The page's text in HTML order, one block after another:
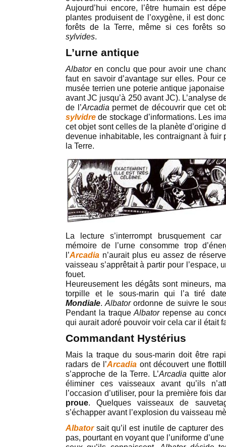
Aujourd’hui encore, l’être humain est
plantes produisent de l’oxygène, il est
forêts de la Terre, même si ces forêts
sylvides.
L’urne antique
Albatoren conclu que pour avoir une
faut en savoir d’avantage sur elles. Pour
musée terrien une poterie antique
avant JC jusqu’à 250 avant JC). L’analyse
de l’Arcadia permet de découvrir que cet
sylvidre de stockage d’informations. Les
cet objet sont celles de la planète d’origine
devenue inhabitable, les contraignant à
la Terre.
La lecture s’interrompt brusquement
mémoire de l’urne consomme trop
l’Arcadia n’aurait plus eu assez de
vaisseau s’apprêtait à partir pour l’espace,
fouet.
Heureusement les dégâts sont mineurs,
torpille et le sous-marin qui l’a tiré
Mondiale.Albatorordonne de suivre le
Pendant la traqueAlbatorrepense au
qui aurait adoré pouvoir voir cela car il était
Commandant Hystérius
Mais la traque du sous-marin doit être
radars de l’Arcadia ont découvert une
s’approche de la Terre. L’Arcadia quitte
éliminer ces vaisseaux avant qu’ils
l’occasion d’utiliser, pour la première fois
proue. Quelques vaisseaux de
s’échapper avant l’explosion du vaisseau
Albatorsait qu’il est inutile de capturer des
pas, pourtant en voyant que l’uniforme